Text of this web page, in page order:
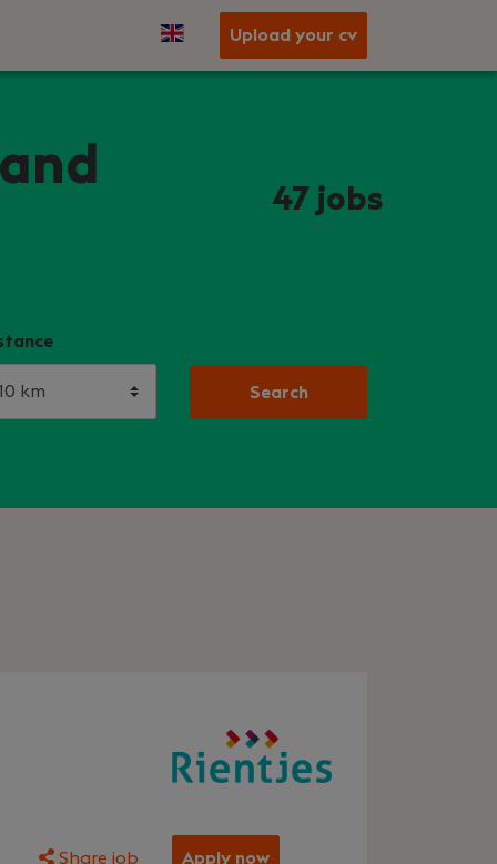
Upload your cv
47 jobs
Search
Share job Apply now